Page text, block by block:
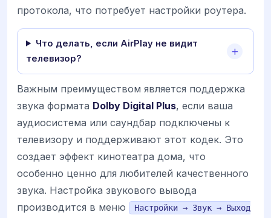
протокола, что потребует настройки роутера.
Что делать, если AirPlay не видит
телевизор?
Важным преимуществом является поддержка
звука формата Dolby Digital Plus, если ваша
аудиосистема или саундбар подключены к
телевизору и поддерживают этот кодек. Это
создает эффект кинотеатра дома, что
особенно ценно для любителей качественного
звука. Настройка звукового вывода
производится в меню
Настройки → Звук → Выход